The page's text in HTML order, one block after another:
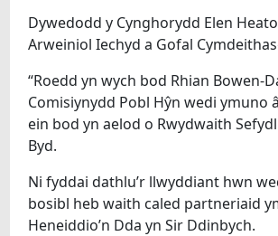
Dywedodd y Cynghorydd Elen
Arweiniol Iechyd a Gofal
“Roedd yn wych bod Rhian Bowen-
Comisiynydd Pobl Hŷn wedi ymuno
ein bod yn aelod o Rwydwaith
Byd.
Ni fyddai dathlu’r llwyddiant hwn
bosibl heb waith caled partneriaid
Heneiddio’n Dda yn Sir Ddinbych.